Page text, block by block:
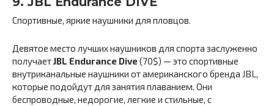
Спортивные, яркие наушники для пловцов.
Девятое место лучших наушников для спорта заслуженно
получаетJBL Endurance Dive(70$) — это спортивные
внутриканальные наушники от американского бренда JBL,
которые подойдут для занятия плаванием. Они
беспроводные, недорогие, легкие и стильные, с